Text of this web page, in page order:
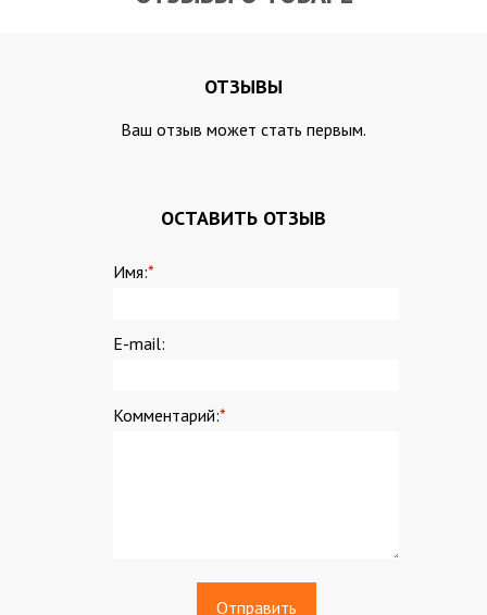
ОТЗЫВЫ
Ваш отзыв может стать первым.
ОСТАВИТЬ ОТЗЫВ
Имя:*
E-mail:
Комментарий:*